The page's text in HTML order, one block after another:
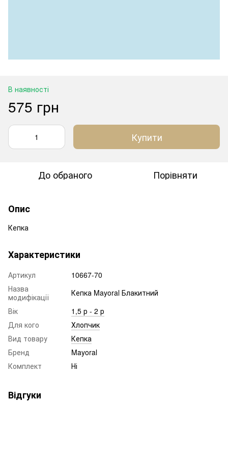
В наявності
575 грн
Купити
До обраного Порівняти
Опис
Кепка
Характеристики
Артикул
10667-70
Назва
модифікації
Кепка Mayoral Блакитний
Вік
1,5 р - 2 р
Для кого
Хлопчик
Вид товару
Кепка
Бренд
Mayoral
Комплект
Ні
Відгуки